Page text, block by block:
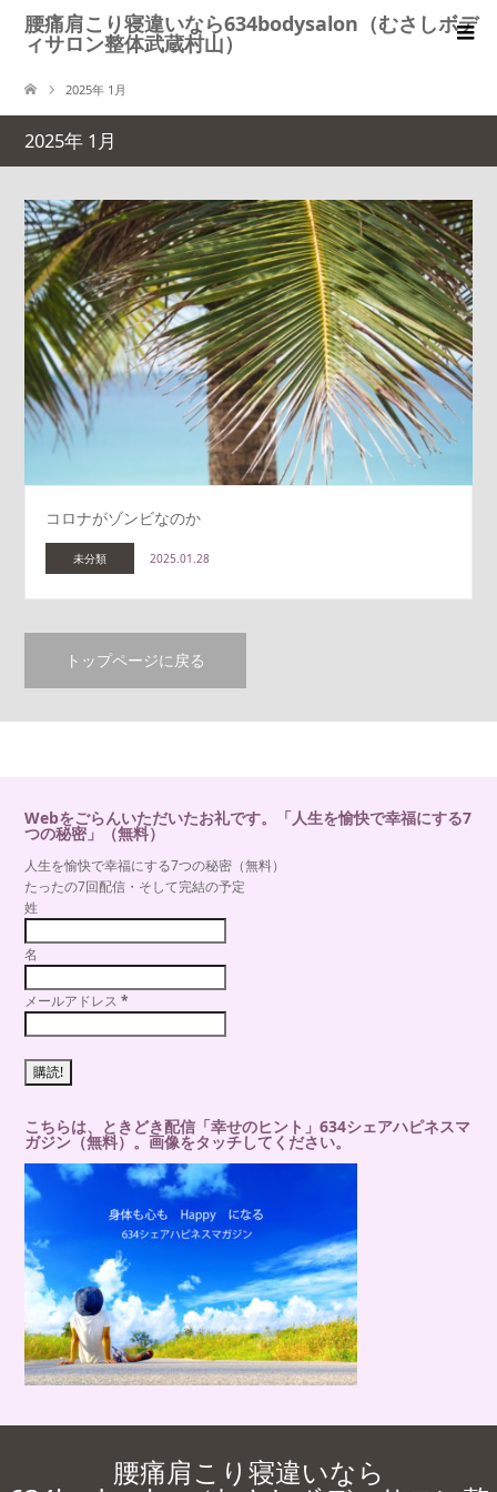
腰痛肩こり寝違いなら634bodysalon（むさしボデ
ィサロン整体武蔵村山）
2025年 1月
2025年 1月
コロナがゾンビなのか
未分類 2025.01.28
トップページに戻る
Webをごらんいただいたお礼です。「人生を愉快で幸福にする7
つの秘密」（無料）
人生を愉快で幸福にする7つの秘密（無料）
たったの7回配信・そして完結の予定
姓
名
メールアドレス *
こちらは、ときどき配信「幸せのヒント」634シェアハピネスマ
ガジン（無料）。画像をタッチしてください。
腰痛肩こり寝違いなら